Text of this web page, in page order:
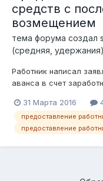
средств с
возмещением
тема форума создал
(средняя,
Работник написал
аванса в счет
его возмещении,
из зп в счет
больше его
31 Марта 2016
предоставление